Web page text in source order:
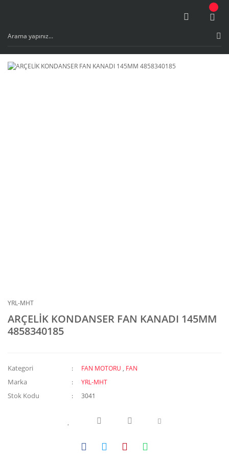
YRL-MHT
ARÇELİK KONDANSER FAN KANADI 145MM
4858340185
Kategori FAN MOTORU , FAN
Marka YRL-MHT
Stok Kodu 3041